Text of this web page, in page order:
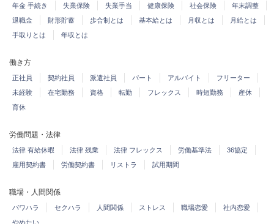
年金 手続き 失業保険 失業手当 健康保険 社会保険
年末調整
退職金
財形貯蓄 歩合制とは 基本給とは 月収とは
月給とは
手取りとは
年収とは
働き方
正社員 契約社員 派遣社員 パート アルバイト
フリーター
未経験
在宅勤務 資格 転勤 フレックス 時短勤務
産休
育休
労働問題・法律
法律 有給休暇 法律 残業 法律 フレックス 労働基準法
36協定
雇用契約書
労働契約書 リストラ 試用期間
職場・人間関係
パワハラ セクハラ 人間関係 ストレス 職場恋愛
社内恋愛
やめたい